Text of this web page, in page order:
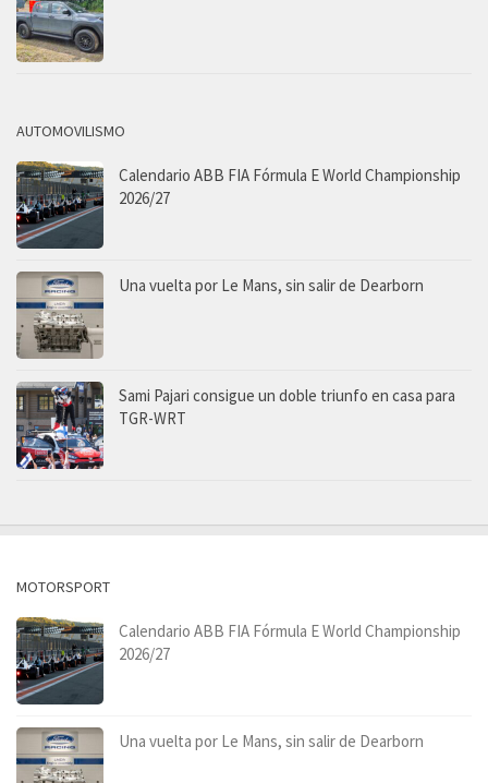
AUTOMOVILISMO
Calendario ABB FIA Fórmula E World Championship
2026/27
Una vuelta por Le Mans, sin salir de Dearborn
Sami Pajari consigue un doble triunfo en casa para
TGR-WRT
MOTORSPORT
Calendario ABB FIA Fórmula E World Championship
2026/27
Una vuelta por Le Mans, sin salir de Dearborn